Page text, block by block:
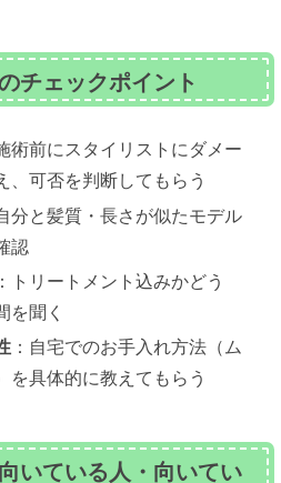
チェックポイント
術前にスタイリストにダメー
、可否を判断してもらう
分と髪質・長さが似たモデル
認
：トリートメント込みかどう
を聞く
：自宅でのお手入れ方法（ム
を具体的に教えてもらう
いている人・向いてい